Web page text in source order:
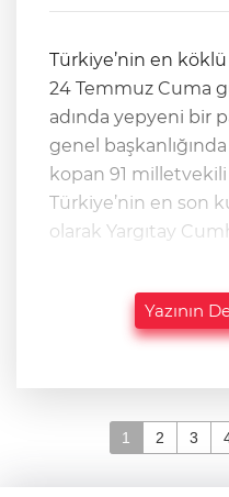
Türkiye’nin en
24 Temmuz Cuma
adında yepyeni bir
genel
kopan 91
Türkiye’nin en son
olarak Yargıtay
Yazının
1 2 3